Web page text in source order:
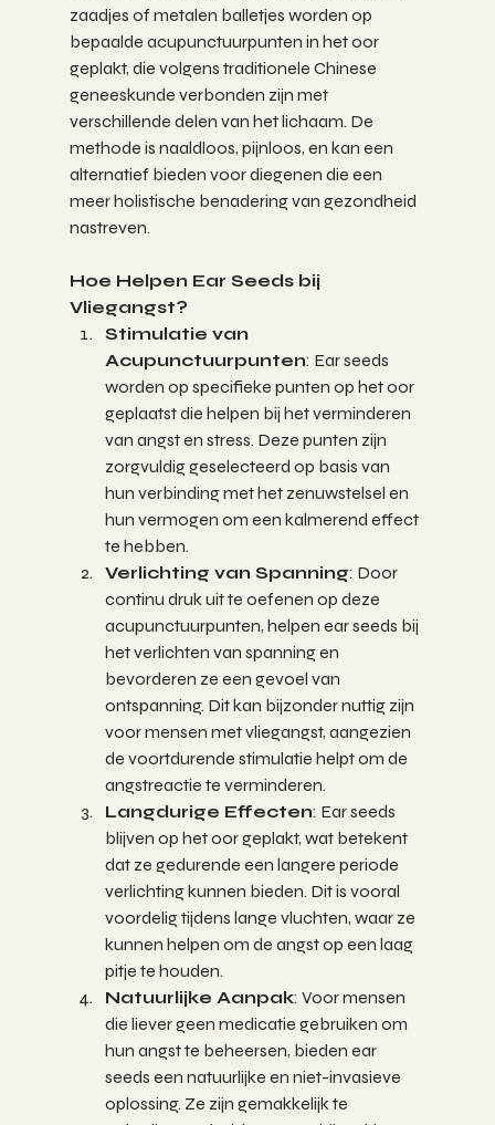
zaadjes of metalen balletjes worden op
bepaalde acupunctuurpunten in het oor
geplakt, die volgens traditionele Chinese
geneeskunde verbonden zijn met
verschillende delen van het lichaam. De
methode is naaldloos, pijnloos, en kan een
alternatief bieden voor diegenen die een
meer holistische benadering van gezondheid
nastreven.
Hoe Helpen Ear Seeds bij
Vliegangst?
Stimulatie van
Acupunctuurpunten: Ear seeds
worden op specifieke punten op het oor
geplaatst die helpen bij het verminderen
van angst en stress. Deze punten zijn
zorgvuldig geselecteerd op basis van
hun verbinding met het zenuwstelsel en
hun vermogen om een kalmerend effect
te hebben.
Verlichting van Spanning: Door
continu druk uit te oefenen op deze
acupunctuurpunten, helpen ear seeds bij
het verlichten van spanning en
bevorderen ze een gevoel van
ontspanning. Dit kan bijzonder nuttig zijn
voor mensen met vliegangst, aangezien
de voortdurende stimulatie helpt om de
angstreactie te verminderen.
Langdurige Effecten: Ear seeds
blijven op het oor geplakt, wat betekent
dat ze gedurende een langere periode
verlichting kunnen bieden. Dit is vooral
voordelig tijdens lange vluchten, waar ze
kunnen helpen om de angst op een laag
pitje te houden.
Natuurlijke Aanpak: Voor mensen
die liever geen medicatie gebruiken om
hun angst te beheersen, bieden ear
seeds een natuurlijke en niet-invasieve
oplossing. Ze zijn gemakkelijk te